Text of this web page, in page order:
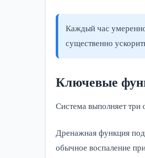
Каждый час
существенно
Ключевые
Система выполняет три
Дренажная функция
обычное воспаление